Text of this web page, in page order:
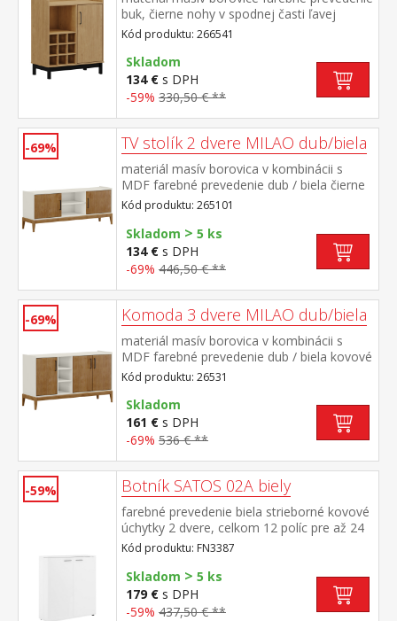
buk, čierne nohy v spodnej časti ľavej
strany priestor na uloženie vína pravá časť 1
dvierka, 1 policačierne kovové úchytky
Kód produktu: 266541
Skladom
134 € s DPH
-59% 330,50 € **
-69% TV stolík 2 dvere MILAO dub/biela
materiál masív borovica v kombinácii s
MDF farebné prevedenie dub / biela čierne
kovové úchytky 2 dvierka, 1 polica
Kód produktu: 265101
Skladom > 5 ks
134 € s DPH
-69% 446,50 € **
-69% Komoda 3 dvere MILAO dub/biela
materiál masív borovica v kombinácii s
MDF farebné prevedenie dub / biela kovové
čierne úchytky 3 dvierka, 2 police
Kód produktu: 26531
Skladom
161 € s DPH
-69% 536 € **
-59% Botník SATOS 02A biely
farebné prevedenie biela strieborné kovové
úchytky 2 dvere, celkom 12 políc pre až 24
párov topánok
Kód produktu: FN3387
Skladom > 5 ks
179 € s DPH
-59% 437,50 € **